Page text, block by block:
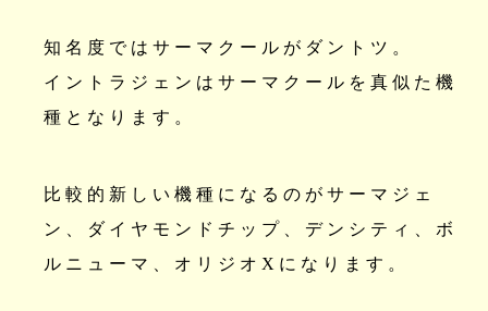
知名度ではサーマクールがダントツ。
イントラジェンはサーマクールを真似た機
種となります。
比較的新しい機種になるのがサーマジェ
ン、ダイヤモンドチップ、デンシティ、ボ
ルニューマ、オリジオXになります。